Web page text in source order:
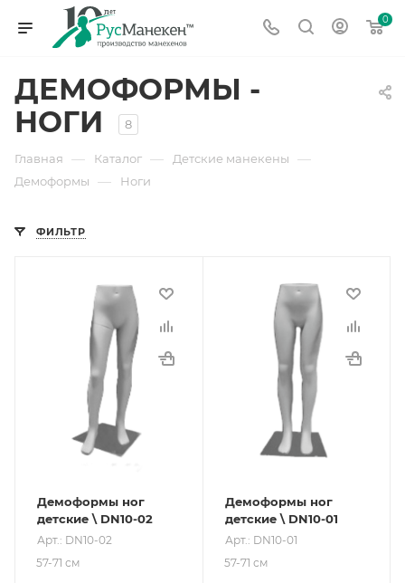
0
ДЕМОФОРМЫ -
НОГИ
8
Главная — Каталог — Детские манекены —
Демоформы — Ноги
ФИЛЬТР
Демоформы ног
детские \ DN10-02
Арт.: DN10-02
57-71 см
Демоформы ног
детские \ DN10-01
Арт.: DN10-01
57-71 см